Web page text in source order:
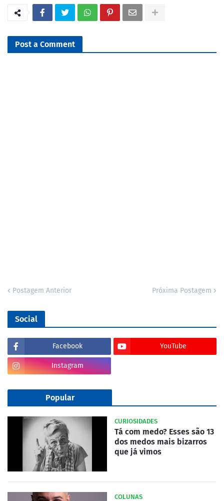
Post a Comment
Postagem Anterior Próxima Postagem
Social
Facebook YouTube
Instagram
Popular
CURIOSIDADES
Tá com medo? Esses são 13
dos medos mais bizarros
que já vimos
COLUNAS